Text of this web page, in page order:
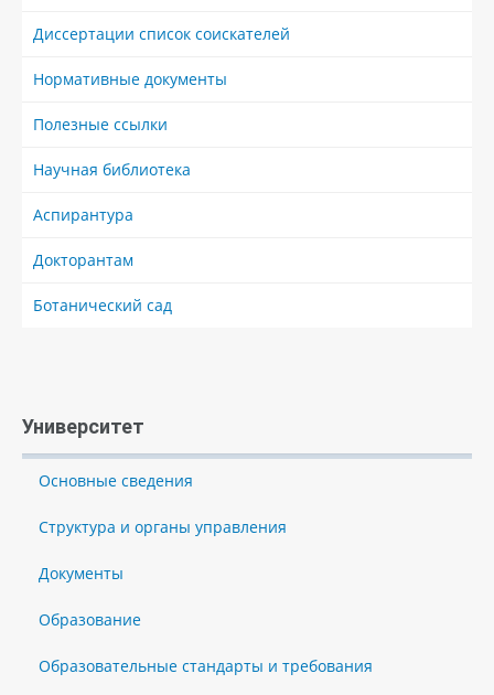
Диссертации список соискателей
Нормативные документы
Полезные ссылки
Научная библиотека
Аспирантура
Докторантам
Ботанический сад
Университет
Основные сведения
Структура и органы управления
Документы
Образование
Образовательные стандарты и требования